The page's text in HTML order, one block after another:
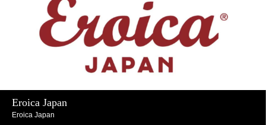
Eroica Japan
Eroica Japan